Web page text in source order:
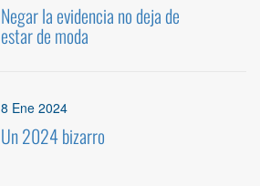
Negar la evidencia no deja de
estar de moda
8 Ene 2024
Un 2024 bizarro